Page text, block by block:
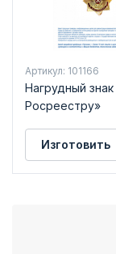
Артикул: 101166
Нагрудный знак
Росреестру»
Изготовить